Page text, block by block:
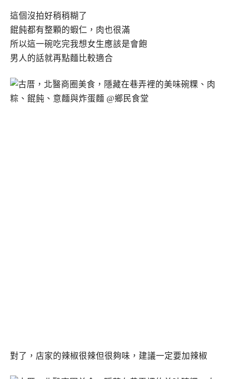
這個沒拍好稍稍糊了
餛飩都有整顆的蝦仁，肉也很滿
所以這一碗吃完我想女生應該是會飽
男人的話就再點麵比較適合
對了，店家的辣椒很辣但很夠味，建議一定要加辣椒